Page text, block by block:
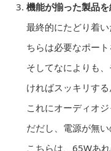
機能が揃った製品
最終的にたどり着
ちらは必要なポート
そしてなによりも
ければスッキリす
これにオーディオ
だだし、電源が無い
こちらは、65Wあ